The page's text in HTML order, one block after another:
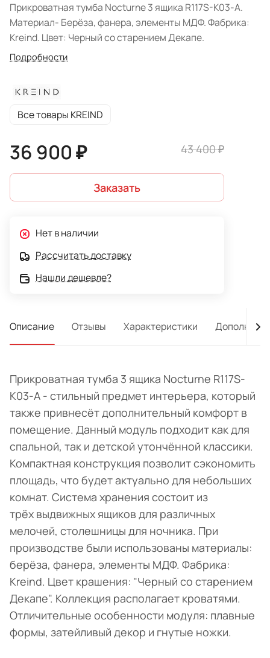
Прикроватная тумба Nocturne 3 ящика R117S-K03-A.
Материал- Берёза, фанера, элементы МДФ. Фабрика:
Kreind. Цвет: Черный со старением Декапе.
Подробности
Все товары KREIND
36 900 ₽ 43 400 ₽
Заказать
Нет в наличии
Рассчитать доставку
Нашли дешевле?
Описание Отзывы Характеристики
Прикроватная тумба 3 ящика Nocturne R117S-
K03-A - стильный предмет интерьера, который
также привнесёт дополнительный комфорт в
помещение. Данный модуль подходит как для
спальной, так и детской утончённой классики.
Компактная конструкция позволит сэкономить
площадь, что будет актуально для небольших
комнат. Система хранения состоит из
трёх выдвижных ящиков для различных
мелочей, столешницы для ночника. При
производстве были использованы материалы:
берёза, фанера, элементы МДФ. Фабрика:
Kreind. Цвет крашения: "Черный со старением
Декапе". Коллекция располагает кроватями.
Отличительные особенности модуля: плавные
формы, затейливый декор и гнутые ножки.